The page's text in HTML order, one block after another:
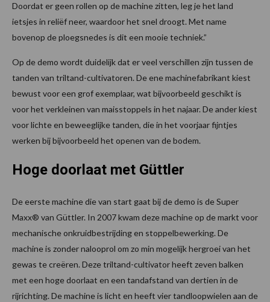
Doordat er geen rollen op de machine zitten, leg je het land
ietsjes in reliëf neer, waardoor het snel droogt. Met name
bovenop de ploegsnedes is dit een mooie techniek.”
Op de demo wordt duidelijk dat er veel verschillen zijn tussen de
tanden van triltand-cultivatoren. De ene machinefabrikant kiest
bewust voor een grof exemplaar, wat bijvoorbeeld geschikt is
voor het verkleinen van maisstoppels in het najaar. De ander kiest
voor lichte en beweeglijke tanden, die in het voorjaar fijntjes
werken bij bijvoorbeeld het openen van de bodem.
Hoge doorlaat met Güttler
De eerste machine die van start gaat bij de demo is de Super
Maxx® van Güttler. In 2007 kwam deze machine op de markt voor
mechanische onkruidbestrijding en stoppelbewerking. De
machine is zonder nalooprol om zo min mogelijk hergroei van het
gewas te creëren. Deze triltand-cultivator heeft zeven balken
met een hoge doorlaat en een tandafstand van dertien in de
rijrichting. De machine is licht en heeft vier tandloopwielen aan de